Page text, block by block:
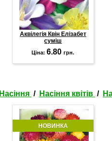
Аквілегія Квін Елізабет
суміш
Ціна:6.80грн.
Насіння / Насіння квітів /
НОВИНКА